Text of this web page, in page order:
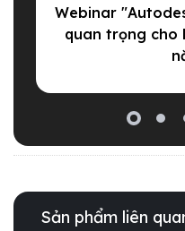
Webinar
quan trọng cho
Sản phẩm liên